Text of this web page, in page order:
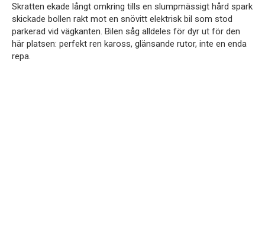
Skratten ekade långt omkring tills en slumpmässigt hård spark
skickade bollen rakt mot en snövitt elektrisk bil som stod
parkerad vid vägkanten. Bilen såg alldeles för dyr ut för den
här platsen: perfekt ren kaross, glänsande rutor, inte en enda
repa.